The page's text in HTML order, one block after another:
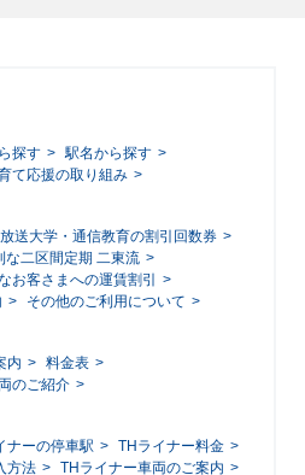
探す
駅名から探す
て応援の取り組み
送大学・通信教育の割引回数券
な二区間定期 二東流
お客さまへの運賃割引
その他のご利用について
内
料金表
のご紹介
ナーの停車駅
THライナー料金
方法
THライナー車両のご案内